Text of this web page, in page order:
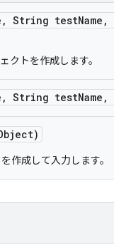
, String testName ,
トを作成します。
, String testName ,
作成して入力します。